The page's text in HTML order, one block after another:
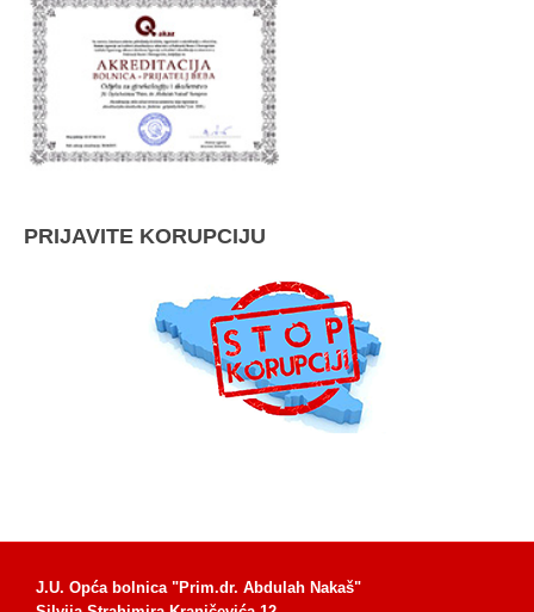
PRIJAVITE KORUPCIJU
J.U. Opća bolnica "Prim.dr. Abdulah Nakaš"